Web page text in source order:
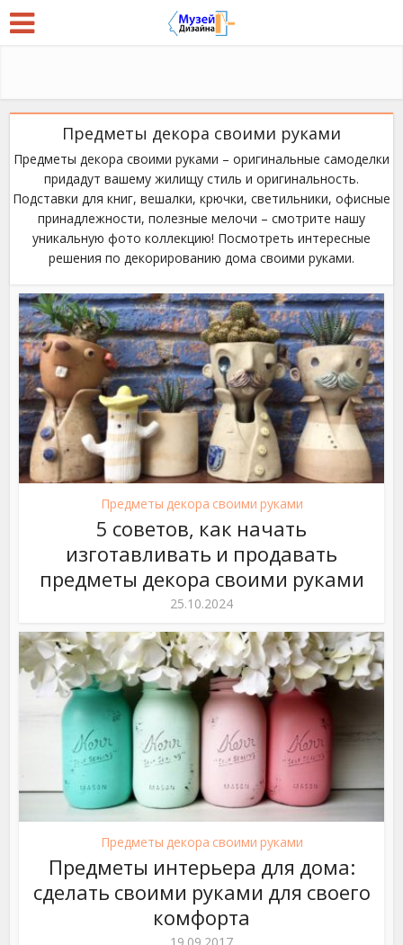
Предметы декора своими руками
Предметы декора своими руками – оригинальные самоделки
придадут вашему жилищу стиль и оригинальность.
Подставки для книг, вешалки, крючки, светильники, офисные
принадлежности, полезные мелочи – смотрите нашу
уникальную фото коллекцию! Посмотреть интересные
решения по декорированию дома своими руками.
Предметы декора своими руками
5 советов, как начать
изготавливать и продавать
предметы декора своими руками
25.10.2024
Предметы декора своими руками
Предметы интерьера для дома:
сделать своими руками для своего
комфорта